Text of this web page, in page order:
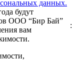
данных.
будут
ООО “Бир Бай”
вам
: